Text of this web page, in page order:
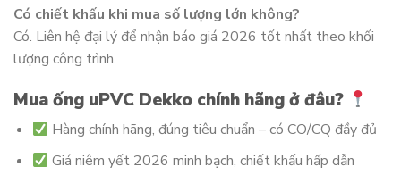
Có chiết khấu khi mua số lượng lớn không?
Có. Liên hệ đại lý để nhận báo giá 2026 tốt nhất theo khối
lượng công trình.
Mua ống uPVC Dekko chính hãng ở đâu?
Hàng chính hãng, đúng tiêu chuẩn – có CO/CQ đầy đủ
Giá niêm yết 2026 minh bạch, chiết khấu hấp dẫn